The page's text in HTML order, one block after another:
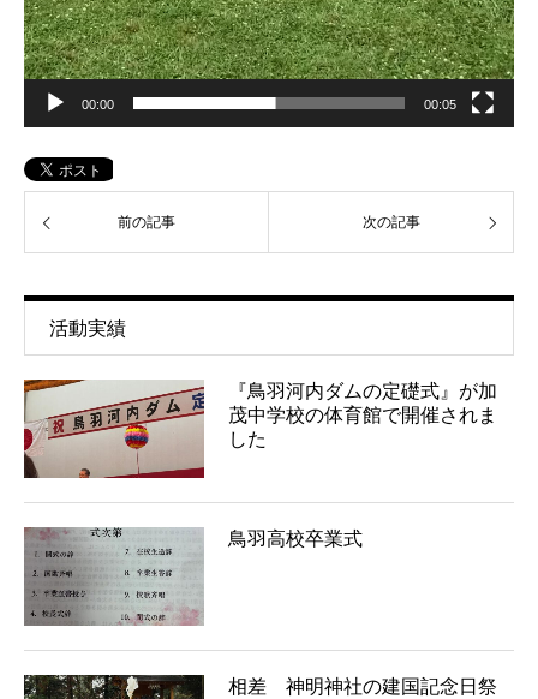
00:00 00:05
前の記事 次の記事
活動実績
『鳥羽河内ダムの定礎式』が加
茂中学校の体育館で開催されま
した
鳥羽高校卒業式
相差 神明神社の建国記念日祭